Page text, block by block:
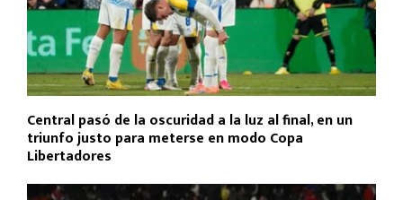
Central pasó de la oscuridad a la luz al final, en un
triunfo justo para meterse en modo Copa
Libertadores